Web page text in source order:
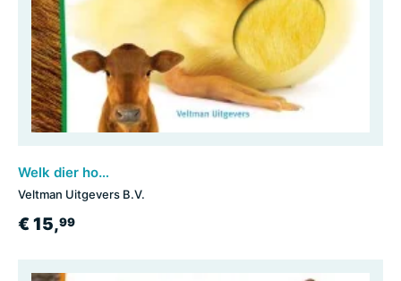
Welk dier hoor ik hier? - Boerderijdieren
Veltman Uitgevers B.V.
€ 15,99